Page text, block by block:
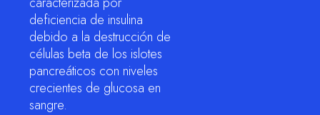
deficiencia de insulina
debido a la destrucción de
células beta de los islotes
pancreáticos con niveles
crecientes de glucosa en
sangre.